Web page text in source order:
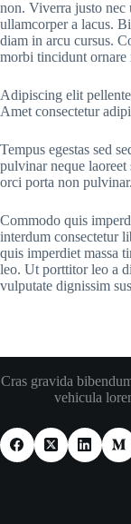
non. Viverra justo nec
ullamcorper a lacus.
diam in arcu cursus.
morbi tincidunt ornare
Adipiscing elit
Amet consectetur
Tempus egestas sed
pulvinar neque laoreet
orci porta non pulvinar.
Commodo quis
interdum consectetur
quis imperdiet massa
leo. Ut porttitor leo a
vulputate dignissim
Cras gravida
vehicula